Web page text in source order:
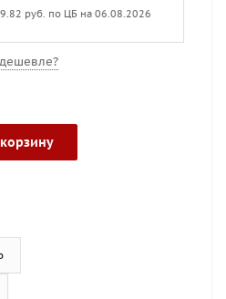
руб. по ЦБ на 06.08.2026